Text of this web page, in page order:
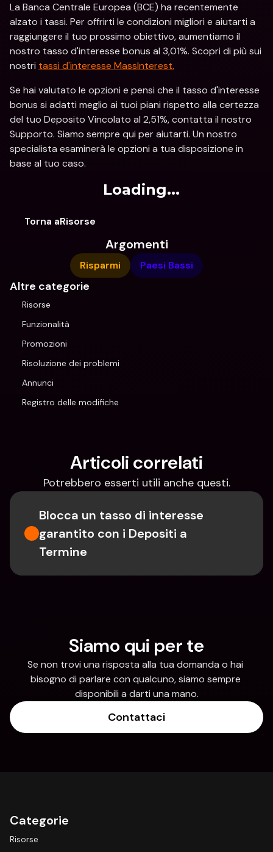
La Banca Centrale Europea (BCE) ha recentemente
alzato i tassi. Per offrirti le condizioni migliori e aiutarti a
raggiungere il tuo prossimo obiettivo, aumentiamo il
nostro tasso d'interesse bonus al 3,01%. Scopri di più sui
nostri tassi d'interesse MassInterest.
Se hai valutato le opzioni e pensi che il tasso d'interesse
bonus si adatti meglio ai tuoi piani rispetto alla certezza
del tuo Deposito Vincolato al 2,51%, contatta il nostro
Supporto. Siamo sempre qui per aiutarti. Un nostro
specialista esaminerà le opzioni a tua disposizione in
base al tuo caso.
Loading...
Torna aRisorse
Argomenti
Risparmi Paesi Bassi
Altre categorie
Risorse
Funzionalità
Promozioni
Risoluzione dei problemi
Annunci
Registro delle modifiche
Articoli correlati
Potrebbero esserti utili anche questi.
Blocca un tasso di interesse
garantito con i Depositi a
Termine
Siamo qui per te
Se non trovi una risposta alla tua domanda o hai
bisogno di parlare con qualcuno, siamo sempre
disponibili a darti una mano.
Contattaci
Categorie
Risorse